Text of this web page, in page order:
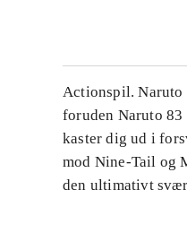
Actionspil. Naruto
foruden Naruto
kaster dig ud i
mod Nine-Tail og
den ultimativt